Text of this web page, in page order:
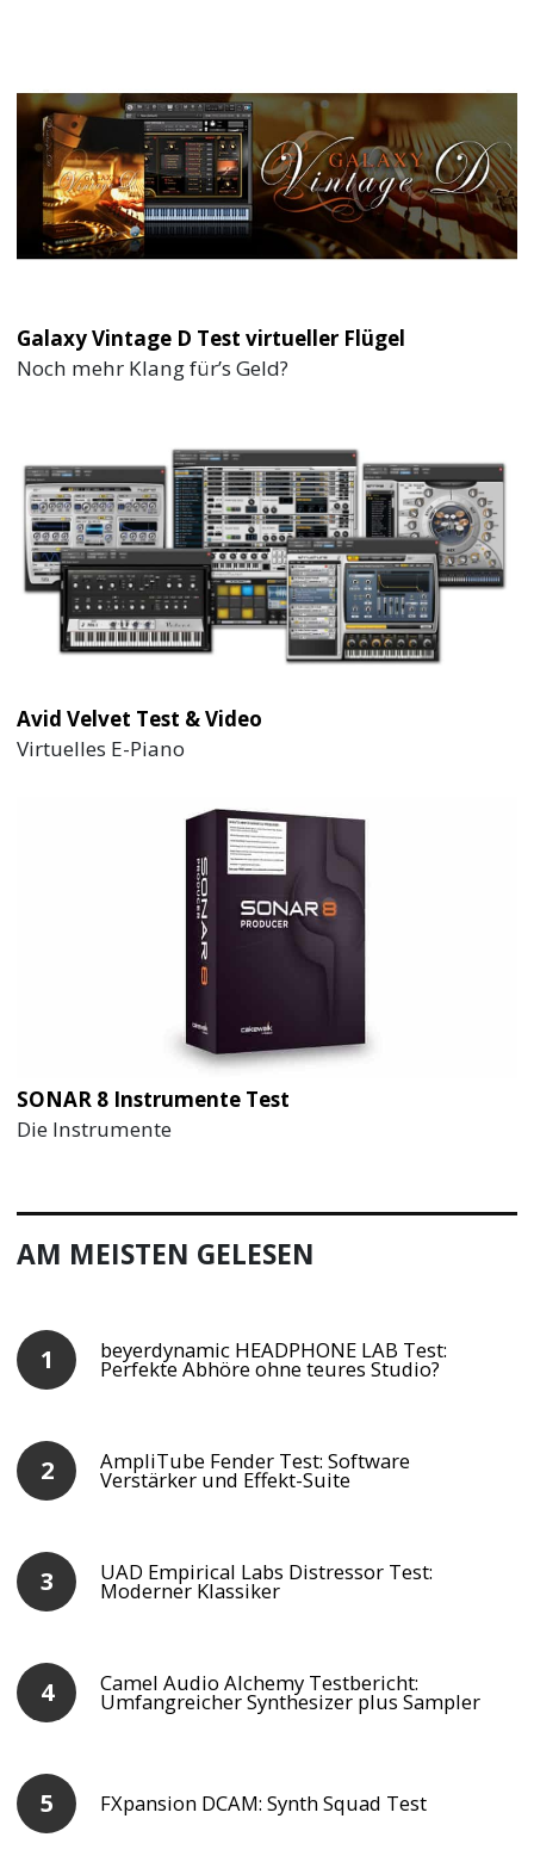
Galaxy Vintage D Test virtueller Flügel
Noch mehr Klang für’s Geld?
Avid Velvet Test & Video
Virtuelles E-Piano
SONAR 8 Instrumente Test
Die Instrumente
AM MEISTEN GELESEN
beyerdynamic HEADPHONE LAB Test:
Perfekte Abhöre ohne teures Studio?
AmpliTube Fender Test: Software
Verstärker und Effekt-Suite
UAD Empirical Labs Distressor Test:
Moderner Klassiker
Camel Audio Alchemy Testbericht:
Umfangreicher Synthesizer plus Sampler
FXpansion DCAM: Synth Squad Test